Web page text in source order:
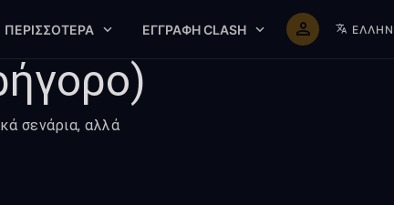
ΠΕΡΙΣΣΌΤΕΡΑ ΕΓΓΡΑΦΉ CLASH
σενάρια, αλλά